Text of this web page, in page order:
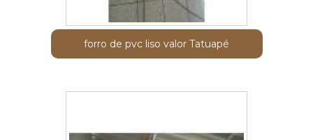
forro de pvc liso valor Tatuapé